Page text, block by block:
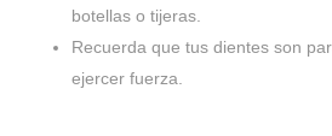
botellas o tijeras.
Recuerda que tus dientes son
ejercer fuerza.